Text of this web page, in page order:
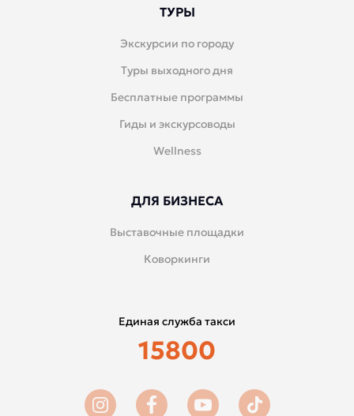
ТУРЫ
Экскурсии по городу
Туры выходного дня
Бесплатные программы
Гиды и экскурсоводы
Wellness
ДЛЯ БИЗНЕСА
Выставочные площадки
Коворкинги
Единая служба такси
15800